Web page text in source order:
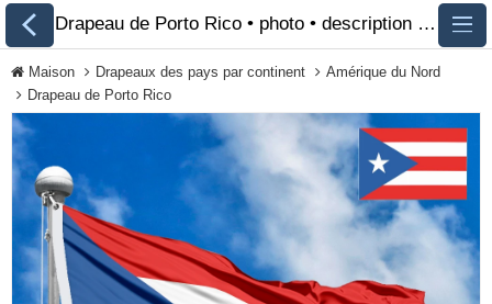
Tous les drapeaux
Drapeaux des pays
par continent
Drapeau de Porto Rico • photo • description 🏁 FlagsSite.com
Maison Drapeaux des pays par continent
Amérique du Nord
Drapeau de Porto Rico